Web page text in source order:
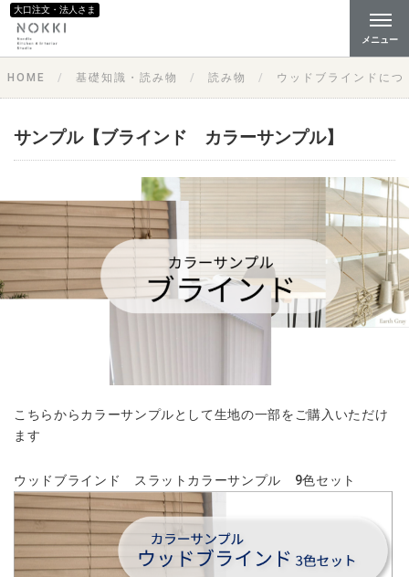
大口注文・法人さま
メニュー
HOME 基礎知識・読み物 読み物 ウッドブラインドにつ
サンプル【ブラインド カラーサンプル】
こちらからカラーサンプルとして生地の一部をご購入いただけ
ます
ウッドブラインド スラットカラーサンプル 9色セット